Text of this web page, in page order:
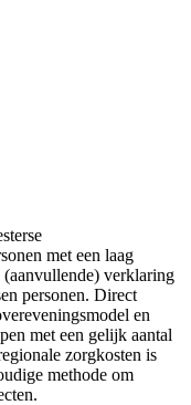
met een laag
verklaring
personen. Direct
en
met een gelijk aantal
zorgkosten is
methode om